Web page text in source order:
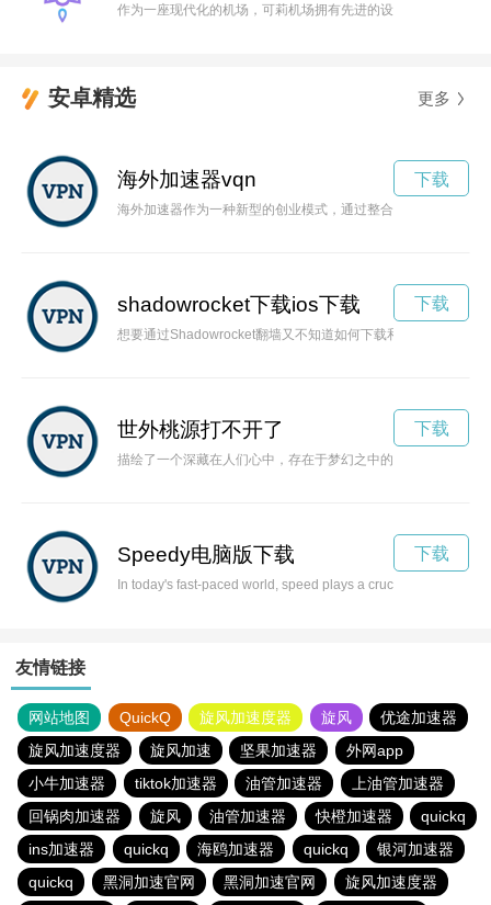
作为一座现代化的机场，可莉机场拥有先进的设施和服务，为
安卓精选 更多
海外加速器vqn
海外加速器作为一种新型的创业模式，通过整合全球资源、提
下载
shadowrocket下载ios下载
想要通过Shadowrocket翻墙又不知道如何下载和设置？本文将
下载
世外桃源打不开了
描绘了一个深藏在人们心中，存在于梦幻之中的世外桃源，一个
下载
Speedy电脑版下载
In today's fast-paced world, speed plays a crucial role in our
下载
友情链接
网站地图 QuickQ 旋风加速度器 旋风
优途加速器
旋风加速度器
旋风加速 坚果加速器
外网app
小牛加速器
tiktok加速器 油管加速器
上油管加速器
回锅肉加速器
旋风 油管加速器 快橙加速器
quickq
ins加速器
quickq 海鸥加速器 quickq
银河加速器
quickq
黑洞加速官网 黑洞加速官网 旋风加速度器